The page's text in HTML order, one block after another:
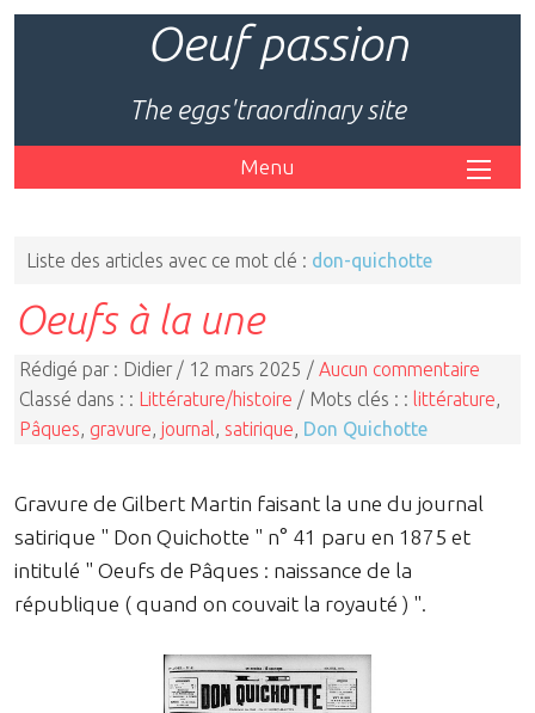
Oeuf passion
The eggs'traordinary site
Menu
Liste des articles avec ce mot clé : don-quichotte
Oeufs à la une
Rédigé par : Didier / 12 mars 2025 / Aucun commentaire
Classé dans : : Littérature/histoire / Mots clés : : littérature
Pâques gravure journal satirique Don Quichotte
Gravure de Gilbert Martin faisant la une du journal
satirique " Don Quichotte " n° 41 paru en 1875 et
intitulé " Oeufs de Pâques : naissance de la
république ( quand on couvait la royauté ) ".